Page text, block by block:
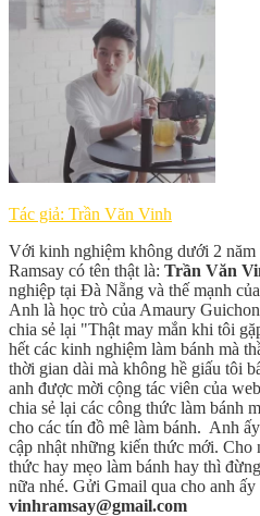
Tác giả: Trần Văn Vinh
Với kinh nghiệm không dưới 2 năm
Ramsay có tên thật là: Trần Văn
nghiệp tại Đà Nẵng và thế mạnh
Anh là học trò của Amaury
chia sẻ lại "Thật may mắn khi tôi
hết các kinh nghiệm làm bánh mà
thời gian dài mà không hề giấu tôi
anh được mời cộng tác viên của
chia sẻ lại các công thức làm bánh
cho các tín đồ mê làm bánh. Anh
cập nhật những kiến thức mới. Cho
thức hay mẹo làm bánh hay thì
nữa nhé. Gửi Gmail qua cho anh ấy
vinhramsay@gmail.com